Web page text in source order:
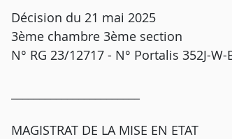
Décision du 21 mai 2025
3ème chambre 3ème section
N° RG 23/12717 - N° Portalis 352J-W-
MAGISTRAT DE LA MISE EN ETAT